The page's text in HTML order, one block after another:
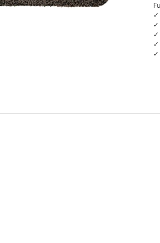
✓
✓
✓
✓
✓